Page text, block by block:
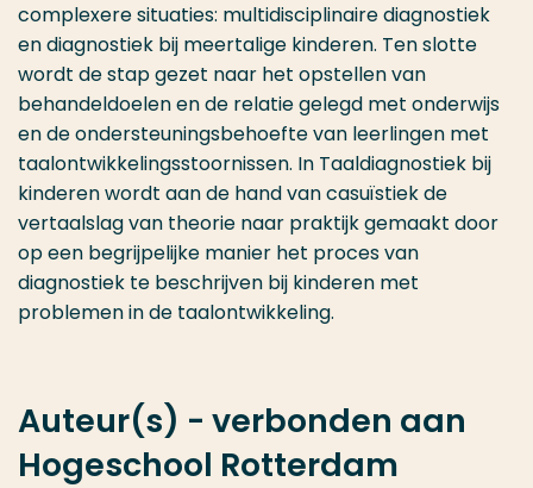
complexere situaties: multidisciplinaire diagnostiek
en diagnostiek bij meertalige kinderen. Ten slotte
wordt de stap gezet naar het opstellen van
behandeldoelen en de relatie gelegd met onderwijs
en de ondersteuningsbehoefte van leerlingen met
taalontwikkelingsstoornissen. In Taaldiagnostiek bij
kinderen wordt aan de hand van casuïstiek de
vertaalslag van theorie naar praktijk gemaakt door
op een begrijpelijke manier het proces van
diagnostiek te beschrijven bij kinderen met
problemen in de taalontwikkeling.
Auteur(s) - verbonden aan
Hogeschool Rotterdam